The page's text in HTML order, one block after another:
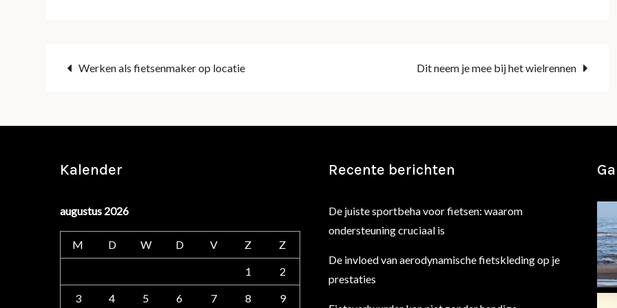
Bericht
Werken als fietsenmaker op locatie Dit neem je mee bij het wielrennen
Kalender
augustus 2026
M D W D V Z Z
1 2
3 4 5 6 7 8 9
Recente berichten
De juiste sportbeha voor fietsen: waarom
ondersteuning cruciaal is
De invloed van aerodynamische fietskleding op je
prestaties